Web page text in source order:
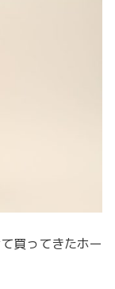
買ってきたホー